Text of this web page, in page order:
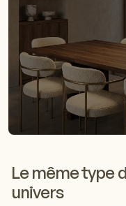
Le même type
univers